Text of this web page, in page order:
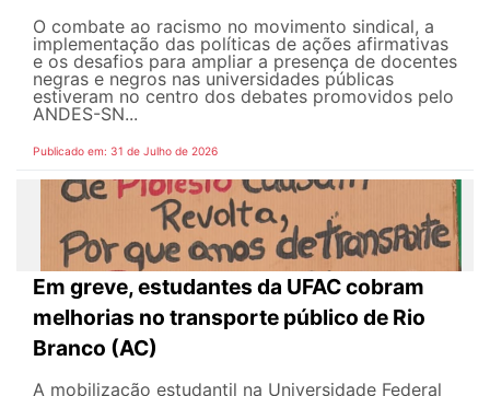
O combate ao racismo no movimento sindical, a
implementação das políticas de ações afirmativas
e os desafios para ampliar a presença de docentes
negras e negros nas universidades públicas
estiveram no centro dos debates promovidos pelo
ANDES-SN...
Publicado em: 31 de Julho de 2026
Em greve, estudantes da UFAC cobram
melhorias no transporte público de Rio
Branco (AC)
A mobilização estudantil na Universidade Federal